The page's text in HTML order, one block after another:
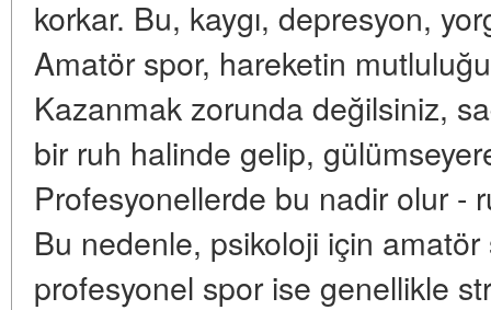
korkar. Bu, kaygı, depresyon,
Amatör spor, hareketin
Kazanmak zorunda değilsiniz,
bir ruh halinde gelip,
Profesyonellerde bu nadir olur -
Bu nedenle, psikoloji için
profesyonel spor ise genellikle